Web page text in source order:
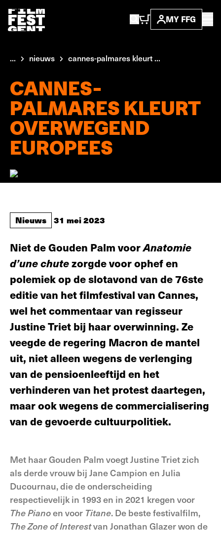
MY FFG
... nieuws cannes-palmares kleurt ...
CANNES-
PALMARES KLEURT
OVERWEGEND
EUROPEES
Nieuws 31 mei 2023
Niet de Gouden Palm voorAnatomie
d’une chutezorgde voor ophef en
polemiek op de slotavond van de 76ste
editie van het filmfestival van Cannes,
wel het commentaar van regisseur
Justine Triet bij haar overwinning. Ze
veegde de regering Macron de mantel
uit, niet alleen wegens de verlenging
van de pensioenleeftijd en het
verhinderen van het protest daartegen,
maar ook wegens de commercialisering
van de gevoerde cultuurpolitiek.
Met haar Gouden Palm voegt Justine Triet zich
als derde vrouw bij Jane Campion en Julia
Ducournau, die de onderscheiding
respectievelijk in 1993 en in 2021 kregen voor
The Pianoen voor Titane. De beste festivalfilm,
The Zone of Interestvan Jonathan Glazer won de